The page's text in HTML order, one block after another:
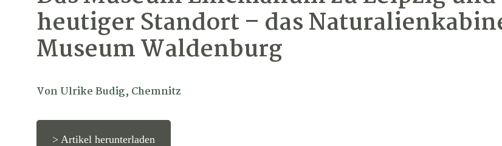
heutiger Standort – das
Museum Waldenburg
Von Ulrike Budig, Chemnitz
> Artikel herunterladen